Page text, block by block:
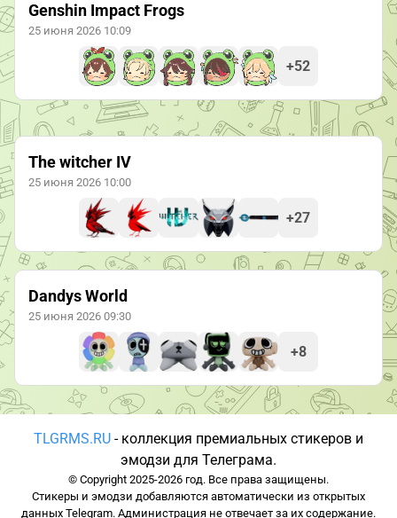
Genshin Impact Frogs
25 июня 2026 10:09
+52
The witcher IV
25 июня 2026 10:00
+27
Dandys World
25 июня 2026 09:30
+8
TLGRMS.RU - коллекция премиальных стикеров и
эмодзи для Телеграма.
© Copyright 2025-2026 год. Все права защищены.
Стикеры и эмодзи добавляются автоматически из открытых
данных Telegram. Администрация не отвечает за их содержание.